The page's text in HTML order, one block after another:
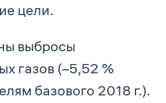
цели.
выбросы
газов (–5,52 %
базового 2018 г.).